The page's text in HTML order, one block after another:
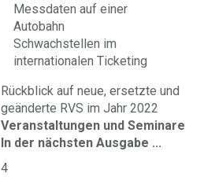
Messdaten auf einer
Autobahn
Schwachstellen im
internationalen Ticketing
Rückblick auf neue, ersetzte und
geänderte RVS im Jahr 2022
Veranstaltungen und Seminare
In der nächsten Ausgabe ...
4